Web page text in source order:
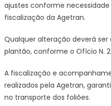
ajustes conforme
fiscalização da Agetran.
Qualquer alteração deverá
plantão, conforme o Ofício N.
A fiscalização e
realizados pela Agetran,
no transporte dos foliões.